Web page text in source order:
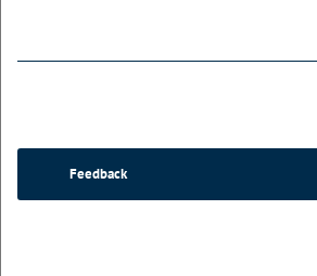
Feedback